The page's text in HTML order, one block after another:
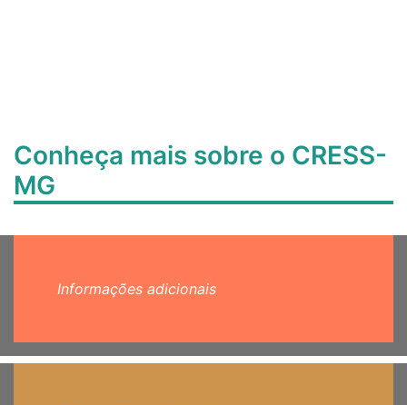
Conheça mais sobre o CRESS-
MG
Informações adicionais